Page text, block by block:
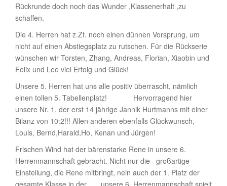
Rückrunde doch noch das Wunder ,Klassenerhalt ,zu
schaffen.
Die 4. Herren hat z.Zt. noch einen dünnen Vorsprung, um
nicht auf einen Abstiegsplatz zu rutschen. Für die Rückserie
wünschen wir Torsten, Zhang, Andreas, Florian, Xiaobin und
Felix und Lee viel Erfolg und Glück!
Unsere 5. Herren hat uns alle positiv überrascht, nämlich
einen tollen 5. Tabellenplatz! Hervorragend hier
unsere Nr. 1, der erst 14 jährige Jannik Hurtmanns mit einer
Bilanz von 10:2!!! Allen anderen ebenfalls Glückwunsch,
Louis, Bernd,Harald,Ho, Kenan und Jürgen!
Frischen Wind hat der bärenstarke Rene in unsere 6.
Herrenmannschaft gebracht. Nicht nur die großartige
Einstellung, die Rene mitbringt, nein auch der 1. Platz der
gesamte Klasse in der unsere 6. Herrenmannschaft spielt